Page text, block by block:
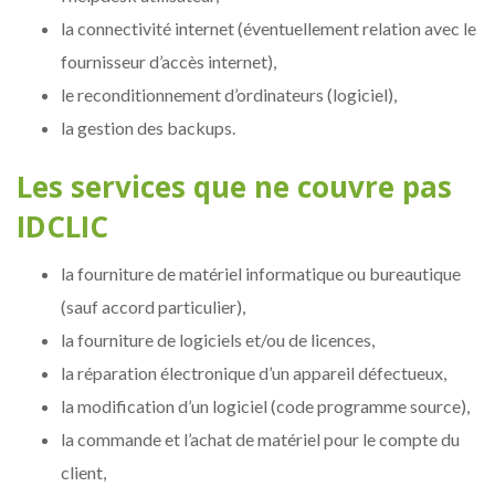
la connectivité internet (éventuellement relation avec le
fournisseur d’accès internet),
le reconditionnement d’ordinateurs (logiciel),
la gestion des backups.
Les services que ne couvre pas
IDCLIC
la fourniture de matériel informatique ou bureautique
(sauf accord particulier),
la fourniture de logiciels et/ou de licences,
la réparation électronique d’un appareil défectueux,
la modification d’un logiciel (code programme source),
la commande et l’achat de matériel pour le compte du
client,